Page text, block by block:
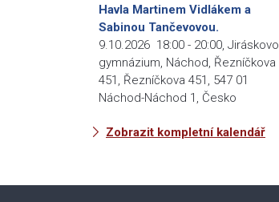
Havla Martinem Vidlákem a
Sabinou Tančevovou.
9.10.2026 18:00 - 20:00 Jiráskovo
gymnázium, Náchod, Řezníčkova
451, Řezníčkova 451, 547 01
Náchod-Náchod 1, Česko
Zobrazit kompletní kalendář